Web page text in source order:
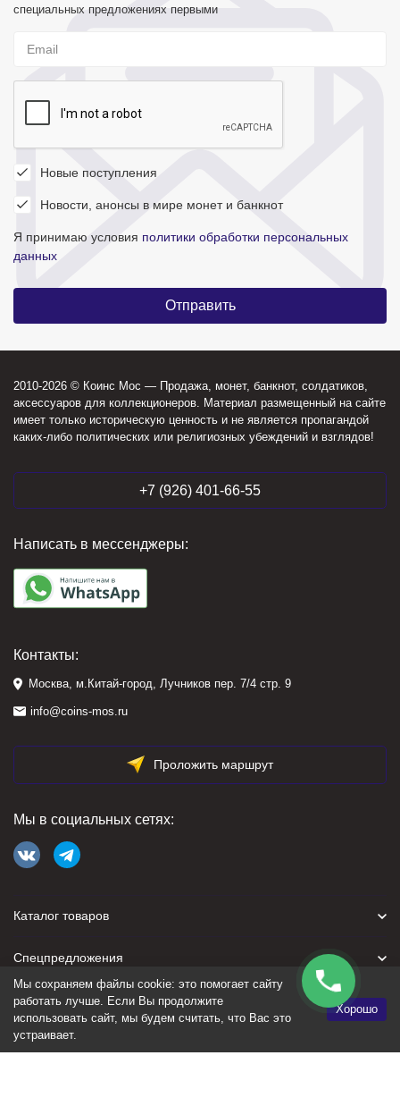
специальных предложениях первыми
Новые поступления
Новости, анонсы в мире монет и банкнот
Я принимаю условия политики обработки персональных
данных
2010-2026 © Коинс Мос — Продажа, монет, банкнот, солдатиков,
аксессуаров для коллекционеров. Материал размещенный на сайте
имеет только историческую ценность и не является пропагандой
каких-либо политических или религиозных убеждений и взглядов!
+7 (926) 401-66-55
Написать в мессенджеры:
Контакты:
Москва, м.Китай-город, Лучников пер. 7/4 стр. 9
info@coins-mos.ru
Проложить маршрут
Мы в социальных сетях:
Каталог товаров
Спецпредложения
Для покупателя
Политика персональных данных
Мы сохраняем файлы cookie: это помогает сайту
работать лучше. Если Вы продолжите
использовать сайт, мы будем считать, что Вас это
устраивает.
Хорошо